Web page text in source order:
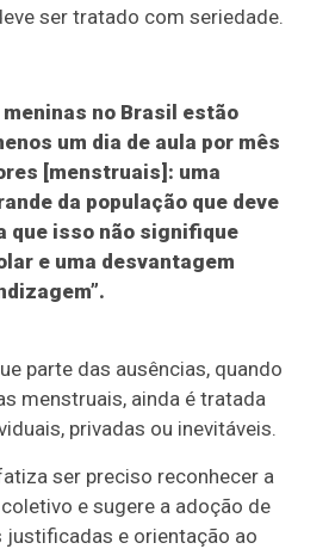
ser tratado com seriedade.
meninas no Brasil estão
um dia de aula por mês
[menstruais]: uma
da população que deve
que isso não signifique
e uma desvantagem
parte das ausências, quando
menstruais, ainda é tratada
privadas ou inevitáveis.
ser preciso reconhecer a
e sugere a adoção de
e orientação ao